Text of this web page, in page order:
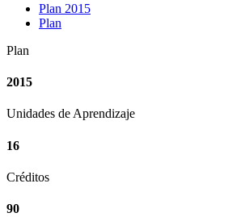
Plan 2015
Plan
Plan
2015
Unidades de Aprendizaje
16
Créditos
90